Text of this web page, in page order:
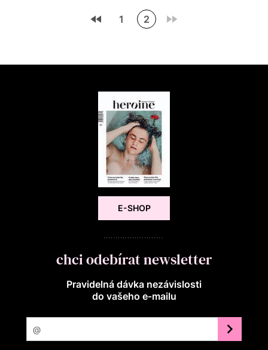
1 2
E-SHOP
chci odebírat newsletter
Pravidelná dávka nezávislosti
do vašeho e‑mailu